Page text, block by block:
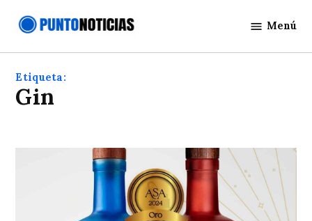
Noticias
Menú
Etiqueta:
Gin